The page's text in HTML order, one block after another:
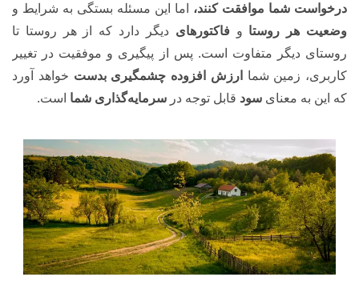
درخواست شما موافقت کنند، اما این مسئله بستگی به شرایط و
وضعیت هر روستا و فاکتورهای دیگر دارد که از هر روستا تا
روستای دیگر متفاوت است. پس از پیگیری و موفقیت در تغییر
کاربری، زمین شما
ارزش افزوده چشمگیری بدست خواهد آورد
که این به معنای سود قابل توجه در سرمایه‌گذاری شما است.